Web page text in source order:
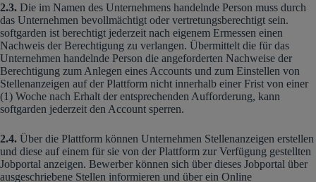
2.3. Die im Namen des Unternehmens handelnde Person muss durch
das Unternehmen bevollmächtigt oder vertretungsberechtigt sein.
softgarden ist berechtigt jederzeit nach eigenem Ermessen einen
Nachweis der Berechtigung zu verlangen. Übermittelt die für das
Unternehmen handelnde Person die angeforderten Nachweise der
Berechtigung zum Anlegen eines Accounts und zum Einstellen von
Stellenanzeigen auf der Plattform nicht innerhalb einer Frist von einer
(1) Woche nach Erhalt der entsprechenden Aufforderung, kann
softgarden jederzeit den Account sperren.
2.4. Über die Plattform können Unternehmen Stellenanzeigen erstellen
und diese auf einem für sie von der Plattform zur Verfügung gestellten
Jobportal anzeigen. Bewerber können sich über dieses Jobportal über
ausgeschriebene Stellen informieren und über ein Online